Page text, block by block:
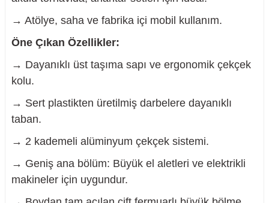
→ Atölye, saha ve fabrika içi mobil kullanım.
Öne Çıkan Özellikler:
→ Dayanıklı üst taşıma sapı ve ergonomik çekçek
kolu.
→ Sert plastikten üretilmiş darbelere dayanıklı
taban.
→ 2 kademeli alüminyum çekçek sistemi.
→ Geniş ana bölüm: Büyük el aletleri ve elektrikli
makineler için uygundur.